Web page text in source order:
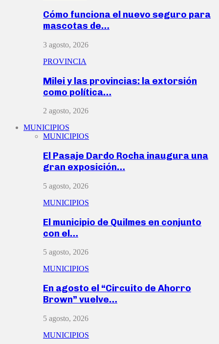
Cómo funciona el nuevo seguro para
mascotas de…
3 agosto, 2026
PROVINCIA
Milei y las provincias: la extorsión
como política…
2 agosto, 2026
MUNICIPIOS
MUNICIPIOS
El Pasaje Dardo Rocha inaugura una
gran exposición…
5 agosto, 2026
MUNICIPIOS
El municipio de Quilmes en conjunto
con el…
5 agosto, 2026
MUNICIPIOS
En agosto el “Circuito de Ahorro
Brown” vuelve…
5 agosto, 2026
MUNICIPIOS